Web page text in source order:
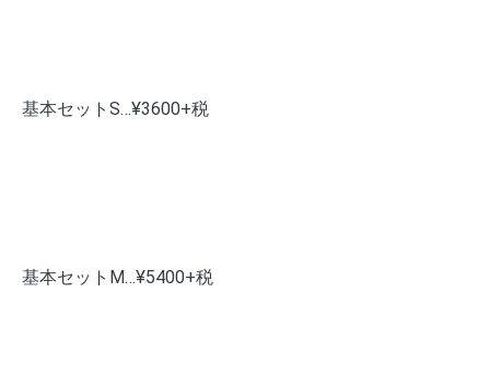
基本セットS…¥3600+税
基本セットM…¥5400+税